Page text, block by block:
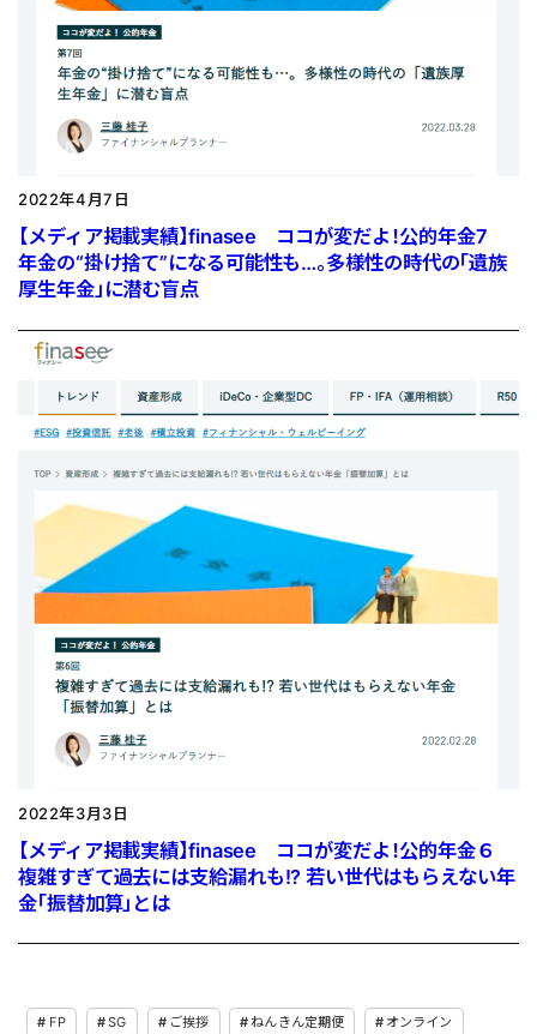
2022年4月7日
【メディア掲載実績】finasee ココが変だよ！公的年金7
年金の“掛け捨て”になる可能性も…。多様性の時代の「遺族
厚生年金」に潜む盲点
2022年3月3日
【メディア掲載実績】finasee ココが変だよ！公的年金６
複雑すぎて過去には支給漏れも!? 若い世代はもらえない年
金「振替加算」とは
FP SG ご挨拶 ねんきん定期便 オンライン